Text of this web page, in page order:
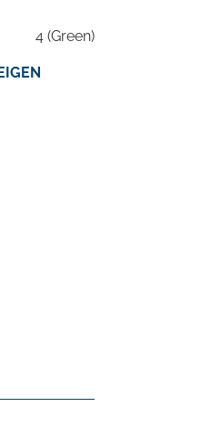
4 (Green)